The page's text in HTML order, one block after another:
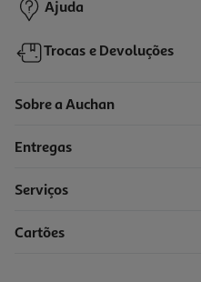
Ajuda
Trocas e Devoluções
Sobre a Auchan
Entregas
Serviços
Cartões